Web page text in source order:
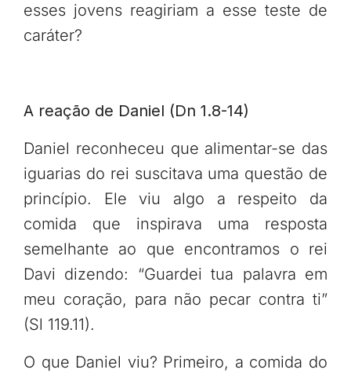
esses jovens reagiriam a esse teste de
caráter?
A reação de Daniel (Dn 1.8-14)
Daniel reconheceu que alimentar-se das
iguarias do rei suscitava uma questão de
princípio. Ele viu algo a respeito da
comida que inspirava uma resposta
semelhante ao que encontramos o rei
Davi dizendo: “Guardei tua palavra em
meu coração, para não pecar contra ti”
(Sl 119.11).
O que Daniel viu? Primeiro, a comida do